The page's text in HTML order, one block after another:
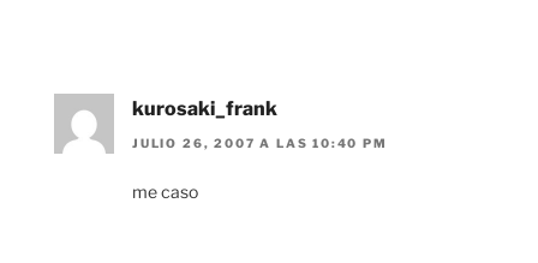
kurosaki_frank
JULIO 26, 2007 A LAS 10:40 PM
me caso